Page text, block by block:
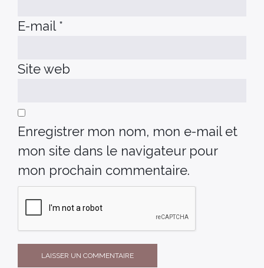
E-mail*
Site web
Enregistrer mon nom, mon e-mail et
mon site dans le navigateur pour
mon prochain commentaire.